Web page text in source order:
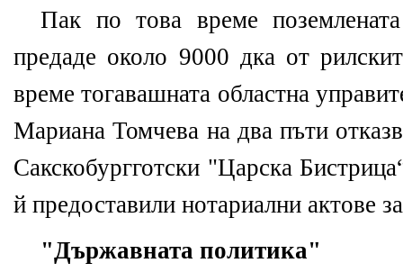
Пак по това време
предаде около 9000 дка от
време тогавашната областна
Мариана Томчева на два пъти
Сакскобургготски "Царска
й предоставили нотариални актове
"Държавната политика"